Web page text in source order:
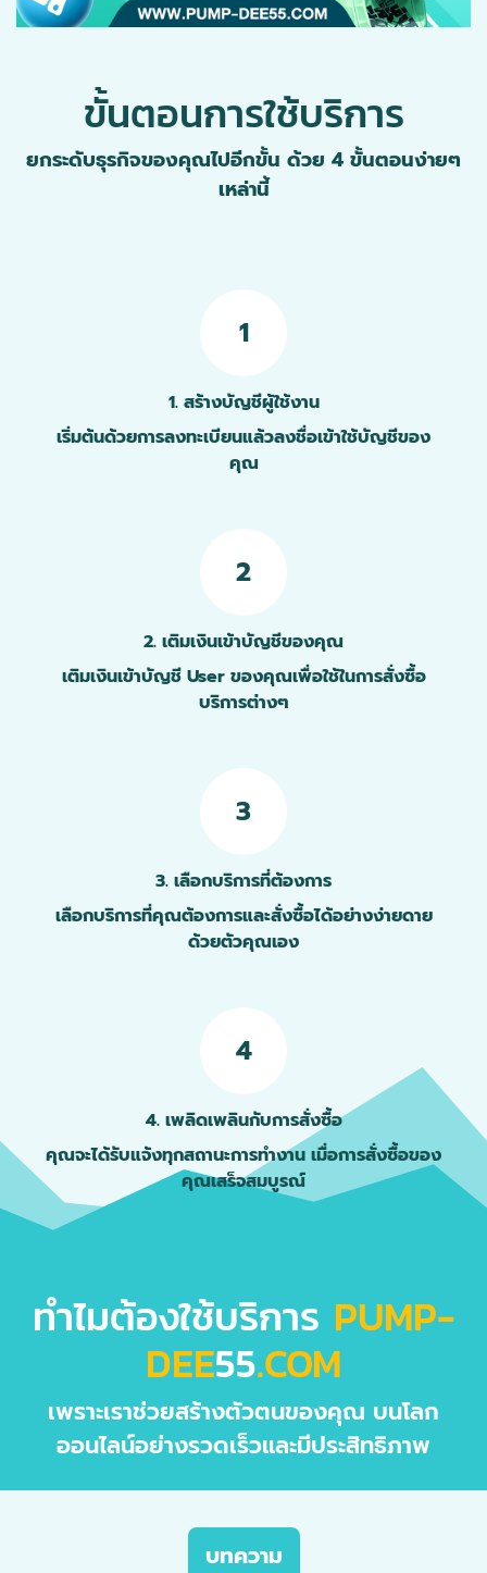
ขั้นตอนการใช้บริการ
ยกระดับธุรกิจของคุณไปอีกขั้น ด้วย 4 ขั้นตอนง่ายๆ
เหล่านี้
1
1. สร้างบัญชีผู้ใช้งาน
เริ่มต้นด้วยการลงทะเบียนแล้วลงชื่อเข้าใช้บัญชีของ
คุณ
2
2. เติมเงินเข้าบัญชีของคุณ
เติมเงินเข้าบัญชี User ของคุณเพื่อใช้ในการสั่งซื้อ
บริการต่างๆ
3
3. เลือกบริการที่ต้องการ
เลือกบริการที่คุณต้องการและสั่งซื้อได้อย่างง่ายดาย
ด้วยตัวคุณเอง
4
4. เพลิดเพลินกับการสั่งซื้อ
คุณจะได้รับแจ้งทุกสถานะการทำงาน เมื่อการสั่งซื้อของ
คุณเสร็จสมบูรณ์
ทำไมต้องใช้บริการ PUMP-
DEE55.COM
เพราะเราช่วยสร้างตัวตนของคุณ บนโลก
ออนไลน์อย่างรวดเร็วและมีประสิทธิภาพ
บทความ